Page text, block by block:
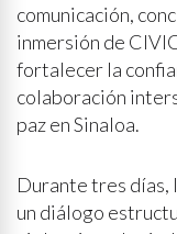
comunicación,
inmersión de
fortalecer la
colaboración
paz en Sinaloa.
Durante tres días,
un diálogo